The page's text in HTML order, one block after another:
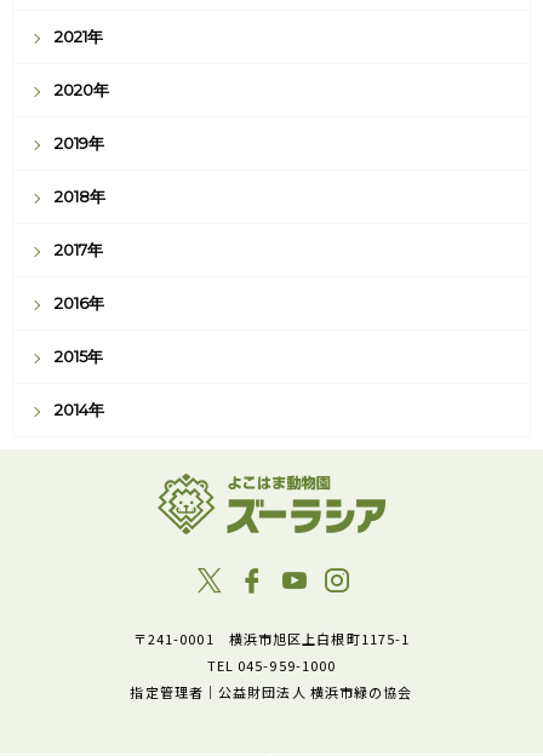
2021年
2020年
2019年
2018年
2017年
2016年
2015年
2014年
〒241-0001 横浜市旭区上白根町1175-1
TEL 045-959-1000
指定管理者｜公益財団法人 横浜市緑の協会